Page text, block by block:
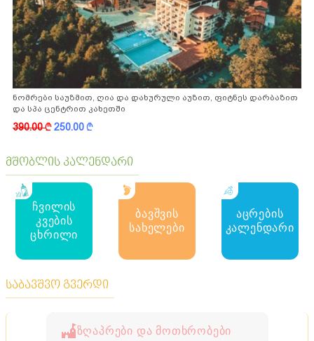
ნომრები საუზმით, ღია და დახურული აუზით, ფიტნეს დარბაზით
და სპა ცენტრით კახეთში
390.00k250.00k
მშობლის კალენდარი
ჩვილის
კვების
ცხრილი
ბავშვის
სახელები
აცრების
კალენდარი
საბავშვო გვერდი
ზღაპრები და მოთხრობები